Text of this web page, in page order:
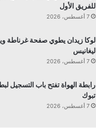
للفريق الأول
7 أغسطس، 2026
لوكا زيدان يطوي صفحة غرناطة
ليغانيس
7 أغسطس، 2026
رابطة الهواة تفتح باب التسجيل
تبوك
7 أغسطس، 2026